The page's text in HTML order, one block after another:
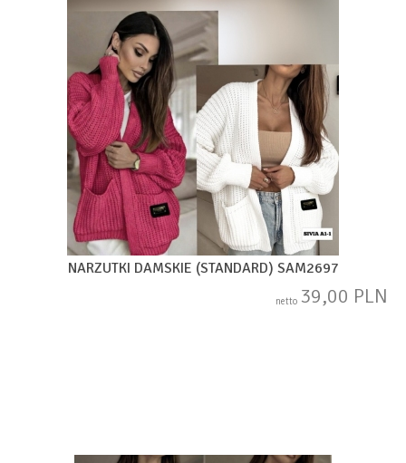
NARZUTKI DAMSKIE (STANDARD) SAM2697
netto 39,00 PLN